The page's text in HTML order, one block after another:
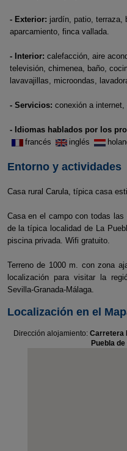
- Exterior: jardín, patio, terraza,
aparcamiento, finca vallada.
- Interior: calefacción, aire
televisión, chimenea, baño,
lavavajillas, microondas,
- Servicios: conexión a internet,
- Idiomas hablados por los
francés
inglés
Entorno y actividades
Casa rural Carula, típica casa
Casa en el campo con todas
de la típica localidad de La
piscina privada. Wifi gratuito.
Terreno de 1000 m. con zona
localización para visitar la
Sevilla-Granada-Málaga.
Localización en el
Dirección alojamiento: Carretera
Puebla